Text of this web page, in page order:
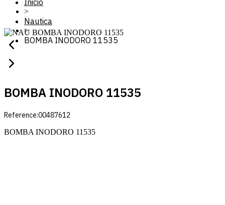
Inicio
>
Nautica
>
BOMBA INODORO 11535
BOMBA INODORO 11535
Reference:00487612
BOMBA INODORO 11535